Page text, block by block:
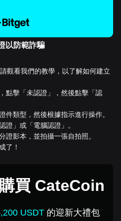
以防範詐騙
觀看我們的教學，以了解如何建立
點擊「未認證」，然後點擊「認
件類型，然後根據指示進行操作。
證」或「電腦認證」。
證影本，並拍攝一張自拍照。
了！
買 CateCoin
USDT的迎新大禮包